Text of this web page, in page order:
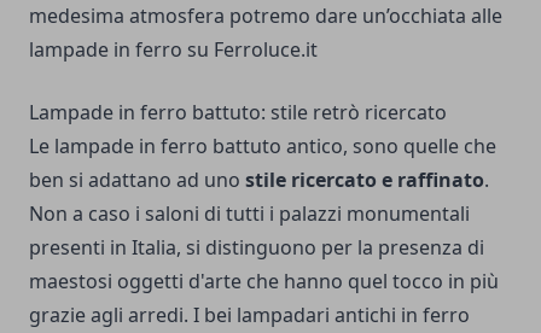
medesima atmosfera potremo dare un’occhiata alle
lampade in ferro su Ferroluce.it
Lampade in ferro battuto: stile retrò ricercato
Le lampade in ferro battuto antico, sono quelle che
ben si adattano ad uno stile ricercato e raffinato.
Non a caso i saloni di tutti i palazzi monumentali
presenti in Italia, si distinguono per la presenza di
maestosi oggetti d'arte che hanno quel tocco in più
grazie agli arredi. I bei lampadari antichi in ferro